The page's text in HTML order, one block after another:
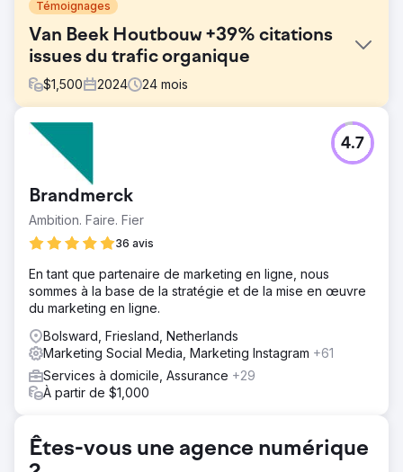
Témoignages
Van Beek Houtbouw +39% citations
issues du trafic organique
$1,500 2024 24 mois
Défi
Van Beek Houtbouw nous a demandé si nous pouvions
vous aider à mettre en place diverses activités de
marketing. L'accent a été ici mis sur une plus grande
stabilité des demandes tout au long de l'année : obtenir
une visibilité en ligne de plus en plus régulière.
Solution
Google Ads et de campagnes sur les réseaux sociaux
afin d'obtenir le meilleur CPA. À partir de là, nous nous
sommes concentrés sur le référencement pour établir
une base organique.
Résultat
Sessions +46%, Utilisateurs +42%, Citations via Google
organiques +39%. Maintenant un des 3 meilleurs joueurs
Vers la page de l'agence
Brandmerck
Ambition. Faire. Fier
36 avis
4.7
En tant que partenaire de marketing en ligne, nous
sommes à la base de la stratégie et de la mise en œuvre
du marketing en ligne.
Bolsward, Friesland, Netherlands
Marketing Social Media, Marketing Instagram +61
Services à domicile, Assurance +29
À partir de $1,000
Êtes-vous une agence numérique